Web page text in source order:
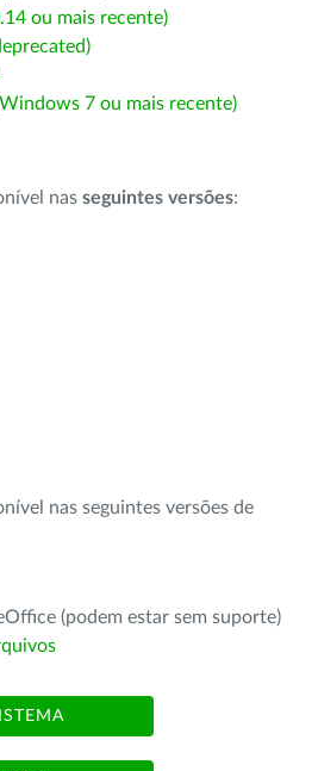
ou mais recente)
7 ou mais recente)
nas seguintes versões:
nas seguintes versões de
(podem estar sem suporte)